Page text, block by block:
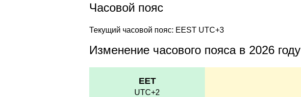
Часовой пояс
Текущий часовой пояс: EEST UTC+3
Изменение часового пояса в 2026 году
EET
UTC+2